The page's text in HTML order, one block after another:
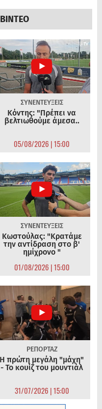
ΣΥΝΕΝΤΕΥΞΕΙΣ
Κόντης: "Πρέπει να
βελτιωθούμε άμεσα..
05/08/2026 | 15:00
ΣΥΝΕΝΤΕΥΞΕΙΣ
Κωστούλας: "Κρατάμε
την αντίδραση στο β'
ημίχρονο "
01/08/2026 | 15:00
ΡΕΠΟΡΤΑΖ
Η πρώτη μεγάλη "μάχη"
- Το κουίζ του μουντιάλ
31/07/2026 | 15:00